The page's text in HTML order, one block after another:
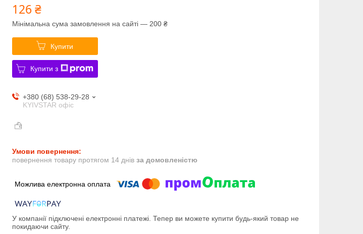
126 ₴
Мінімальна сума замовлення на сайті — 200 ₴
Купити
Купити з
+380 (68) 538-29-28
KYIVSTAR офіс
повернення товару протягом 14 днів за домовленістю
У компанії підключені електронні платежі. Тепер ви можете купити будь-який товар не
покидаючи сайту.